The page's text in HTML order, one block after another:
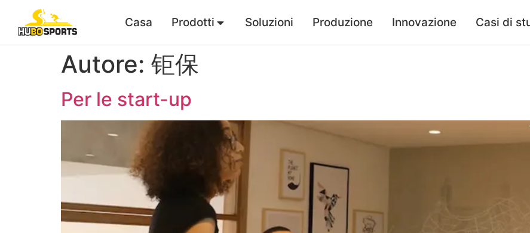
Casa Prodotti Soluzioni Produzione Innovazione Casi di
Autore: 钜保
Per le start-up